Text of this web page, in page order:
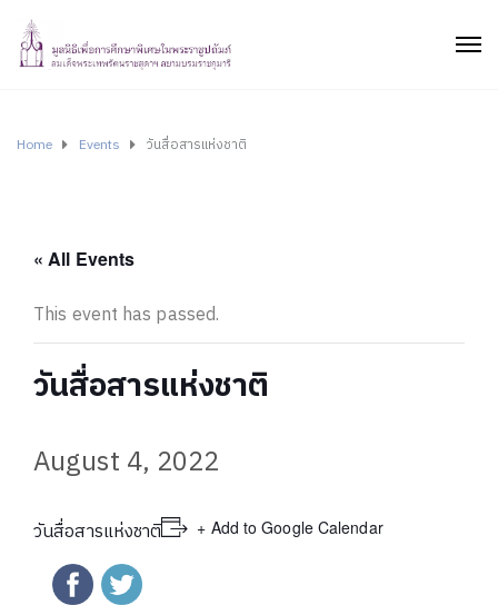
Home Events วันสื่อสารแห่งชาติ
« All Events
This event has passed.
วันสื่อสารแห่งชาติ
August 4, 2022
วันสื่อสารแห่งชาติ + Add to Google Calendar